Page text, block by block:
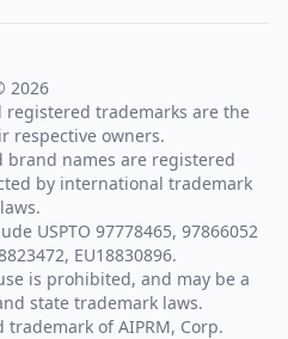
2026
registered trademarks are the
respective owners.
brand names are registered
by international trademark
laws.
USPTO 97778465, 97866052
EU18830896.
is prohibited, and may be a
state trademark laws.
of AIPRM, Corp.